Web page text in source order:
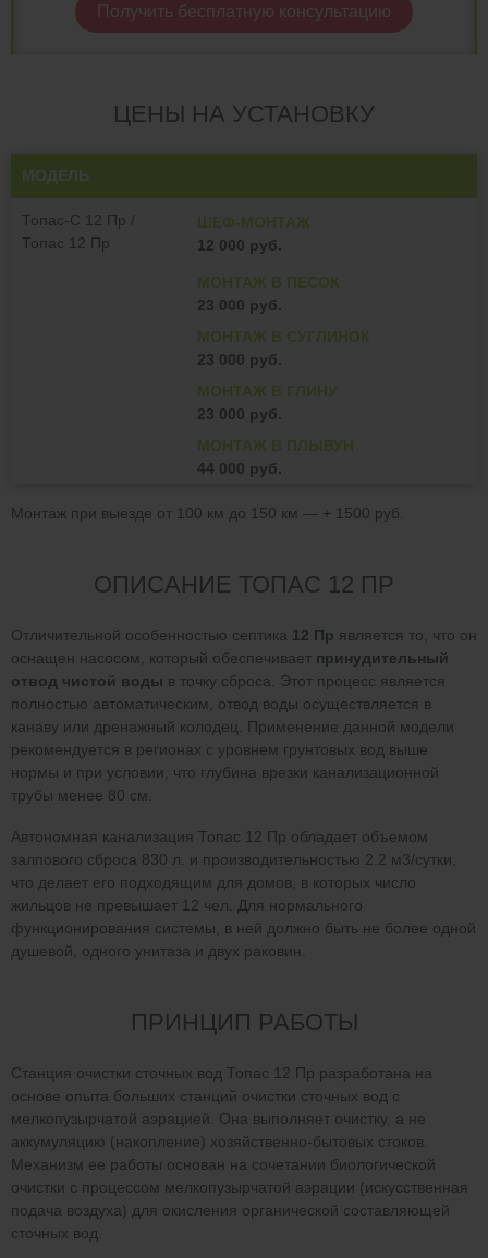
Получить бесплатную консультацию
ЦЕНЫ НА УСТАНОВКУ
МОДЕЛЬ
Топас-С 12 Пр /
Топас 12 Пр
ШЕФ-МОНТАЖ
12 000 руб.
МОНТАЖ В ПЕСОК
23 000 руб.
МОНТАЖ В СУГЛИНОК
23 000 руб.
МОНТАЖ В ГЛИНУ
23 000 руб.
МОНТАЖ В ПЛЫВУН
44 000 руб.
Монтаж при выезде от 100 км до 150 км — + 1500 руб.
ОПИСАНИЕ ТОПАС 12 ПР
Отличительной особенностью септика 12 Пр является то, что он
оснащен насосом, который обеспечивает принудительный
отвод чистой воды в точку сброса. Этот процесс является
полностью автоматическим, отвод воды осуществляется в
канаву или дренажный колодец. Применение данной модели
рекомендуется в регионах с уровнем грунтовых вод выше
нормы и при условии, что глубина врезки канализационной
трубы менее 80 см.
Автономная канализация Топас 12 Пр обладает объемом
залпового сброса 830 л. и производительностью 2.2 м3/сутки,
что делает его подходящим для домов, в которых число
жильцов не превышает 12 чел. Для нормального
функционирования системы, в ней должно быть не более одной
душевой, одного унитаза и двух раковин.
ПРИНЦИП РАБОТЫ
Станция очистки сточных вод Топас 12 Пр разработана на
основе опыта больших станций очистки сточных вод с
мелкопузырчатой аэрацией. Она выполняет очистку, а не
аккумуляцию (накопление) хозяйственно-бытовых стоков.
Механизм ее работы основан на сочетании биологической
очистки с процессом мелкопузырчатой аэрации (искусственная
подача воздуха) для окисления органической составляющей
сточных вод.